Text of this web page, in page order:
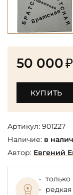
50 000₽
КУПИТЬ
Артикул: 901227
Наличие: в
Автор: Евгений
только